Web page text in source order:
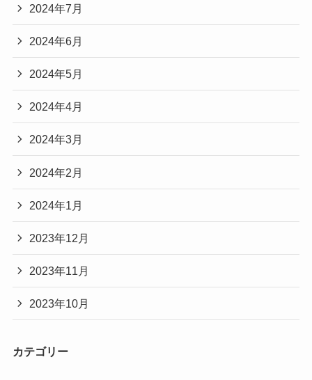
2024年7月
2024年6月
2024年5月
2024年4月
2024年3月
2024年2月
2024年1月
2023年12月
2023年11月
2023年10月
カテゴリー